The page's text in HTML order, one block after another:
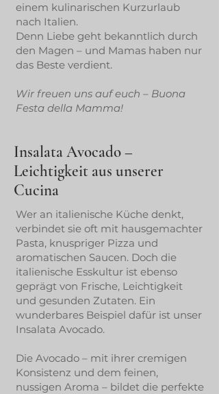
einem kulinarischen Kurzurlaub
nach Italien.
Denn Liebe geht bekanntlich durch
den Magen – und Mamas haben nur
das Beste verdient.
Wir freuen uns auf euch – Buona
Festa della Mamma!
Insalata Avocado –
Leichtigkeit aus unserer
Cucina
Wer an italienische Küche denkt,
verbindet sie oft mit hausgemachter
Pasta, knuspriger Pizza und
aromatischen Saucen. Doch die
italienische Esskultur ist ebenso
geprägt von Frische, Leichtigkeit
und gesunden Zutaten. Ein
wunderbares Beispiel dafür ist unser
Insalata Avocado.
Die Avocado – mit ihrer cremigen
Konsistenz und dem feinen,
nussigen Aroma – bildet die perfekte